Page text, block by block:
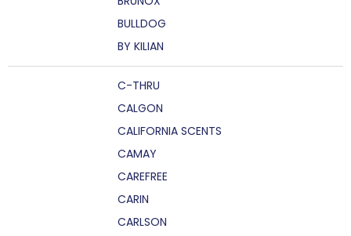
BULLDOG
BY KILIAN
C-THRU
CALGON
CALIFORNIA SCENTS
CAMAY
CAREFREE
CARIN
CARLSON